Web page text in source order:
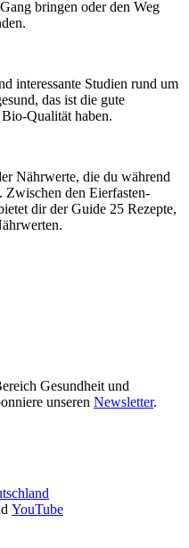
bringen oder den Weg
interessante Studien rund um
das ist die gute
Qualität haben.
Nährwerte, die du während
Zwischen den Eierfasten-
dir der Guide 25 Rezepte,
Gesundheit und
unseren Newsletter.
YouTube